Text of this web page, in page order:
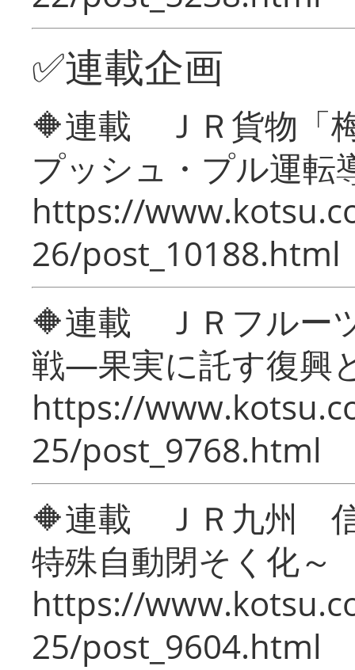
✅連載企画
🔶連載 ＪＲ貨物「
プッシュ・プル運転
https://
26/post_10188.html
🔶連載 ＪＲフルー
戦―果実に託す復興
https://
25/post_9768.html
🔶連載 ＪＲ九州 信
特殊自動閉そく化～
https://
25/post_9604.html